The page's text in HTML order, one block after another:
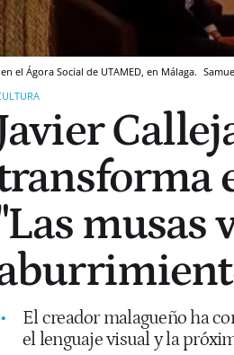
el Ágora Social de UTAMED, en Málaga.
musas
El creador malagueño ha
el lenguaje visual y la